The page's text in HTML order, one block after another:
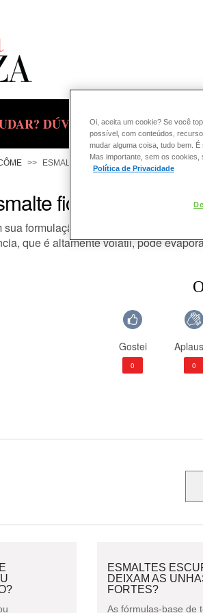
DÚVIDAS SOBRE: PELE
ESMALTE
fica grosso?
sua formulação alguns solventes que
que é altamente volátil, pode
Gostei
0 0
ESMALTES
DEIXAM AS
FORTES?
As fórmulas-base de
Oi, aceita um cookie? Se você
possível, com conteúdos,
mudar alguma coisa, tudo bem.
Mas importante, sem os
Política de Privacidade